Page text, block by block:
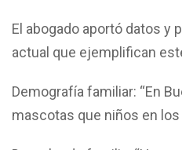
El abogado aportó datos y
actual que ejemplifican
Demografía familiar: “En
mascotas que niños en los